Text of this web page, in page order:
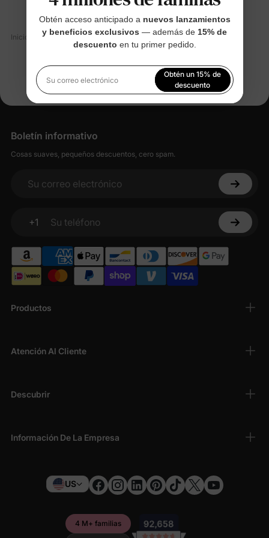
Inicio seguridad en las compras
Productos
Atención Al Cliente
Descubrir
Información De La Empresa
Boletín informativo
Cosas suaves, pequeños descuentos, cero spam.
Su correo electrónico
+1
Su teléfono
US
4 M+ familias
Obtén acceso anticipado a nuevos lanzamientos
y beneficios exclusivos — además de 15% de
descuento en tu primer pedido.
Su correo electrónico
Obtén un 15% de
descuento